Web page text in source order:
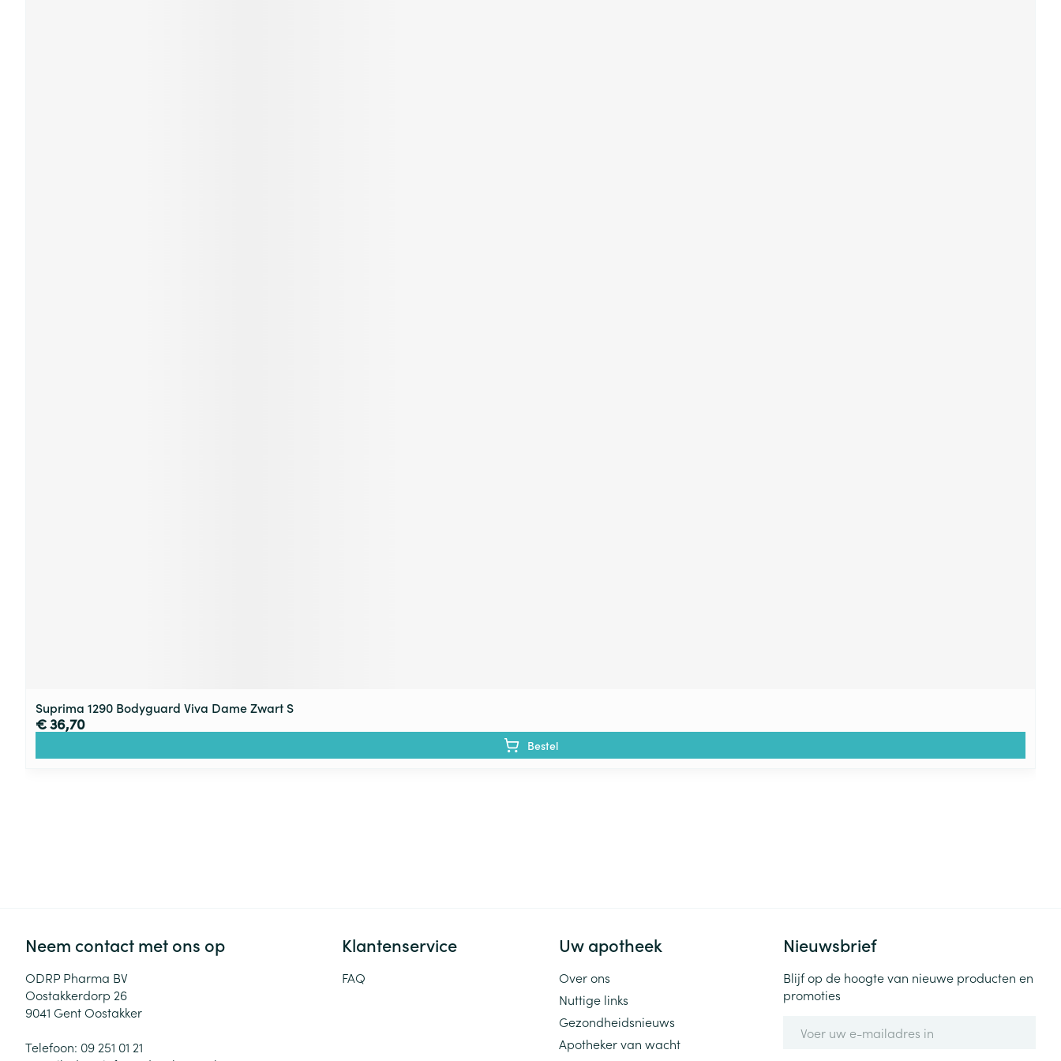
Suprima 1290 Bodyguard Viva Dame Zwart S
€ 36,70
Bestel
Neem contact met ons op
ODRP Pharma BV
Oostakkerdorp 26
9041 Gent Oostakker
Telefoon: 09 251 01 21
Klantenservice
FAQ
Uw apotheek
Over ons
Nuttige links
Gezondheidsnieuws
Apotheker van wacht
Nieuwsbrief
Blijf op de hoogte van nieuwe producten en
promoties